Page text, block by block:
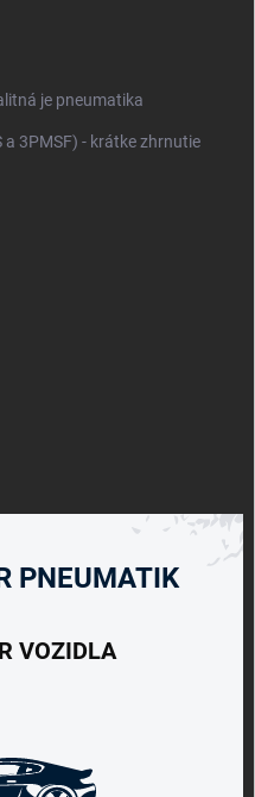
je pneumatika
3PMSF) - krátke zhrnutie
PNEUMATIK
VOZIDLA